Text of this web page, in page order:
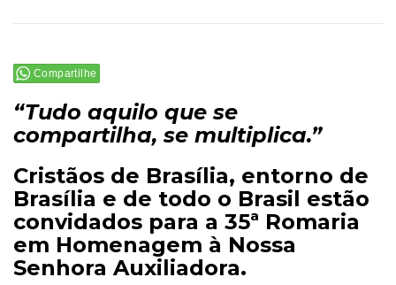
Compartilhe
“Tudo aquilo que se
compartilha, se multiplica.”
Cristãos de Brasília, entorno de
Brasília e de todo o Brasil estão
convidados para a 35ª Romaria
em Homenagem à Nossa
Senhora Auxiliadora.